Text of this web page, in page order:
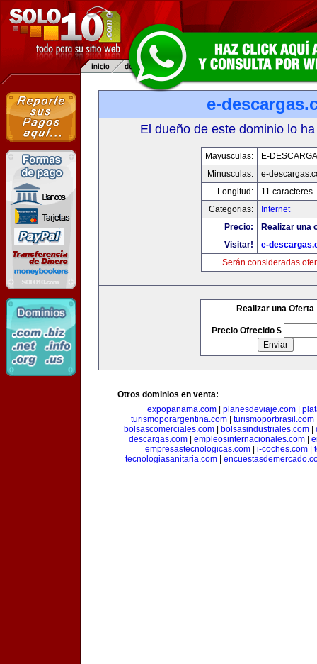
e-
El dueño de este dominio lo
Mayusculas:
E-
Minusculas:
e-
Longitud:
11 caracteres
Categorias:
Internet
Precio:
Realizar una
Visitar!
e-
Serán consideradas
Realizar una Oferta
Precio Ofrecido $
Otros dominios en venta:
expopanama.com| planesdeviaje.com|
turismoporargentina.com| turismoporbrasil.com
bolsascomerciales.com
bolsasindustriales.com
descargas.com
empleosinternacionales.com
empresastecnologicas.com
i-coches.com
tecnologiasanitaria.com|